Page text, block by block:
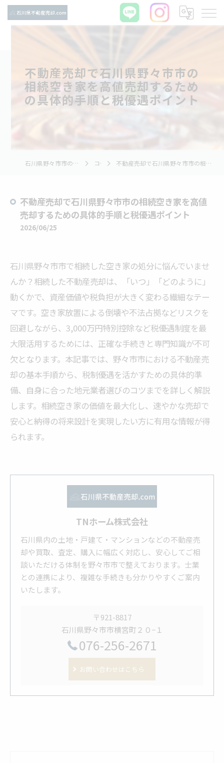
不動産売却で石川県野々市市の
相続空き家を高値売却するため
の具体的手順と税優遇ポイント
石川県野々市市の不動産売却ならTNホーム株式会社 コラム 不動産売却で石川県野々市市の相続空き家を高値売却するための具体的手順と税優遇ポイント
不動産売却で石川県野々市市の相続空き家を高値
売却するための具体的手順と税優遇ポイント
2026/06/25
石川県野々市市で相続した空き家の処分に悩んでいませ
んか？相続した不動産売却は、「いつ」「どのように」
動くかで、資産価値や税負担が大きく変わる繊細なテー
マです。空き家放置による倒壊や不法占拠などリスクを
回避しながら、3,000万円特別控除など税優遇制度を最
大限活用するためには、正確な手続きと専門知識が不可
欠となります。本記事では、野々市市における不動産売
却の基本手順から、税制優遇を活かすための具体的準
備、自身に合った地元業者選びのコツまでを詳しく解説
します。相続空き家の価値を最大化し、速やかな売却で
安心と納得の将来設計を実現したい方に有用な情報が得
られます。
TNホーム株式会社
石川県内の土地・戸建て・マンションなどの不動産売
却や買取、査定、購入に幅広く対応し、安心してご相
談いただける体制を野々市市で整えております。士業
との連携により、複雑な手続きも分かりやすくご案内
いたします。
〒921-8817
石川県野々市市横宮町２０−１
076-256-2671
お問い合わせはこちら